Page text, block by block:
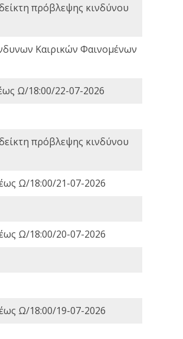
πρόβλεψης κινδύνου
Καιρικών Φαινομένων
Ω/18:00/22-07-2026
πρόβλεψης κινδύνου
Ω/18:00/21-07-2026
Ω/18:00/20-07-2026
Ω/18:00/19-07-2026